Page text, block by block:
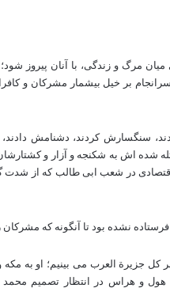
مرگ و زندگی، با آنان پیروز
بر خیل بیشمار مشرکان و
سنگسارش کردند، دشنامش
شده اش به شکنجه و آزار و
در شعب ابی طالب که از شدت
نشده بود تا آنگونه که مشرکان
جزیرة العرب می بینیم؛ او به مکه
و هراس در انتظار تصمیم محمد